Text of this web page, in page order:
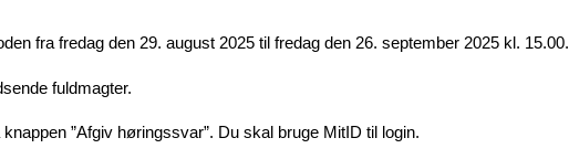
fra fredag den 29. august 2025 til fredag den 26. september 2025 kl. 15.00.
fuldmagter.
”Afgiv høringssvar”. Du skal bruge MitID til login.